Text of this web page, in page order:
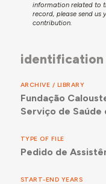
information related to
record, please send us
contribution.
identification
ARCHIVE / LIBRARY
Fundação
Serviço de
TYPE OF FILE
Pedido de
START-END YEARS